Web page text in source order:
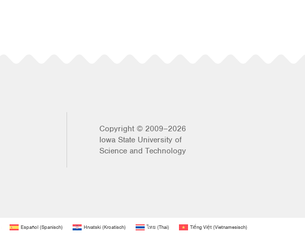
Copyright © 2009–2026
Iowa State University of
Science and Technology
Español (Spanisch) Hrvatski (Kroatisch) ไทย (Thai) Tiếng Việt (Vietnamesisch)